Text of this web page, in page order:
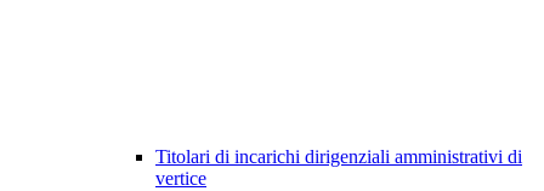
Titolari di incarichi dirigenziali amministrativi di
vertice